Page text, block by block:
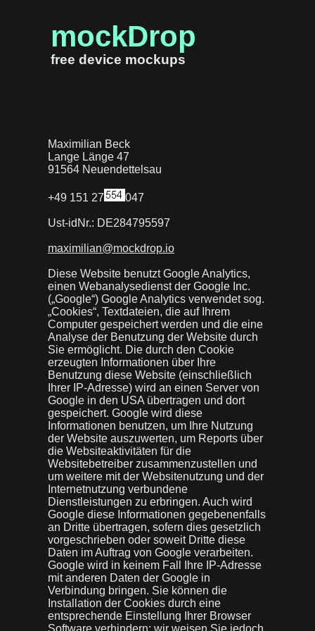
mockDrop
free device mockups
Maximilian Beck
Lange Länge 47
91564 Neuendettelsau
+49 151 27 047
Ust-idNr.: DE284795597
maximilian@mockdrop.io
Diese Website benutzt Google Analytics,
einen Webanalysedienst der Google Inc.
(„Google“) Google Analytics verwendet sog.
„Cookies“, Textdateien, die auf Ihrem
Computer gespeichert werden und die eine
Analyse der Benutzung der Website durch
Sie ermöglicht. Die durch den Cookie
erzeugten Informationen über Ihre
Benutzung diese Website (einschließlich
Ihrer IP-Adresse) wird an einen Server von
Google in den USA übertragen und dort
gespeichert. Google wird diese
Informationen benutzen, um Ihre Nutzung
der Website auszuwerten, um Reports über
die Websiteaktivitäten für die
Websitebetreiber zusammenzustellen und
um weitere mit der Websitenutzung und der
Internetnutzung verbundene
Dienstleistungen zu erbringen. Auch wird
Google diese Informationen gegebenenfalls
an Dritte übertragen, sofern dies gesetzlich
vorgeschrieben oder soweit Dritte diese
Daten im Auftrag von Google verarbeiten.
Google wird in keinem Fall Ihre IP-Adresse
mit anderen Daten der Google in
Verbindung bringen. Sie können die
Installation der Cookies durch eine
entsprechende Einstellung Ihrer Browser